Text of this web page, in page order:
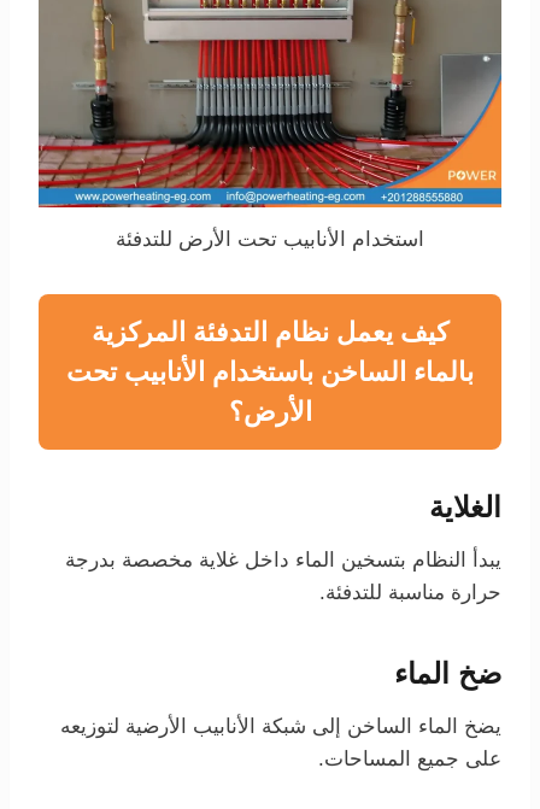
استخدام الأنابيب تحت الأرض للتدفئة
كيف يعمل نظام التدفئة المركزية
بالماء الساخن باستخدام الأنابيب تحت
الأرض؟
الغلاية
يبدأ النظام بتسخين الماء داخل غلاية مخصصة بدرجة
حرارة مناسبة للتدفئة.
ضخ الماء
يضخ الماء الساخن إلى شبكة الأنابيب الأرضية لتوزيعه
على جميع المساحات.